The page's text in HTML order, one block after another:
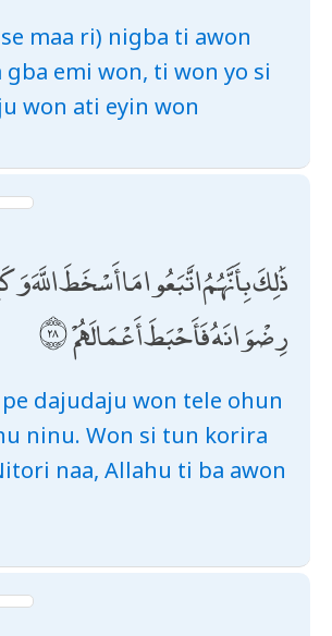
maa ri) nigba ti awon
gba emi won, ti won yo si
won ati eyin won
ذَٰلِكَ بِأَنَّهُمُ اتَّبَعُوا مَا أَسْخَطَ اللَّهَ
رِضْوَانَهُ فَأَحْبَطَ أَعْمَالَهُمْ
dajudaju won tele ohun
ninu. Won si tun korira
naa, Allahu ti ba awon